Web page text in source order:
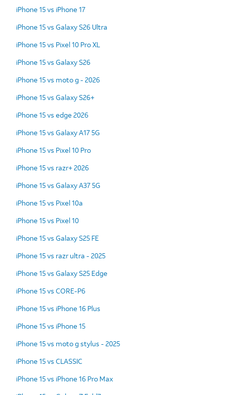
iPhone 15 vs iPhone 17
iPhone 15 vs Galaxy S26 Ultra
iPhone 15 vs Pixel 10 Pro XL
iPhone 15 vs Galaxy S26
iPhone 15 vs moto g - 2026
iPhone 15 vs Galaxy S26+
iPhone 15 vs edge 2026
iPhone 15 vs Galaxy A17 5G
iPhone 15 vs Pixel 10 Pro
iPhone 15 vs razr+ 2026
iPhone 15 vs Galaxy A37 5G
iPhone 15 vs Pixel 10a
iPhone 15 vs Pixel 10
iPhone 15 vs Galaxy S25 FE
iPhone 15 vs razr ultra - 2025
iPhone 15 vs Galaxy S25 Edge
iPhone 15 vs CORE-P6
iPhone 15 vs iPhone 16 Plus
iPhone 15 vs iPhone 15
iPhone 15 vs moto g stylus - 2025
iPhone 15 vs CLASSIC
iPhone 15 vs iPhone 16 Pro Max